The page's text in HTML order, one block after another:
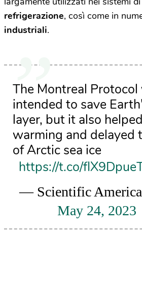
refrigerazione, così come in
industriali.
The Montreal Protocol
intended to save
layer, but it also
warming and delayed
of Arctic sea ice
https://t.co/
— Scientific
May 24, 2023